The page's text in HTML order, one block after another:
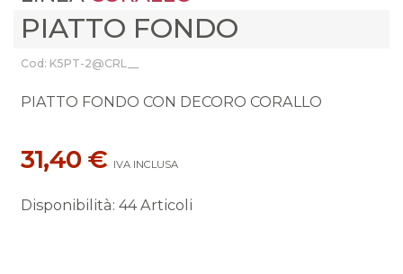
PIATTO FONDO
Cod: K5PT-2@CRL__
PIATTO FONDO CON DECORO CORALLO
31,40 € IVA INCLUSA
Disponibilità: 44 Articoli